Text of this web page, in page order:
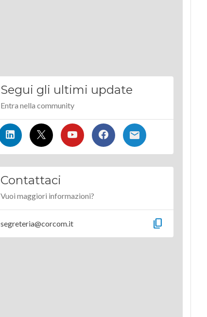
Segui gli ultimi update
Entra nella community
Contattaci
Vuoi maggiori informazioni?
segreteria@corcom.it content_copy